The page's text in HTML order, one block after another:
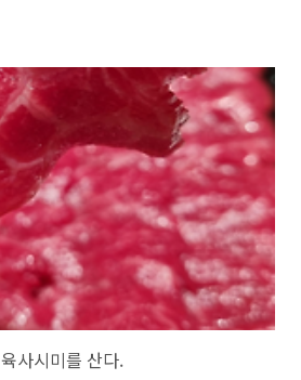
었는데 이것이 이전해 온 것으로 추정한
찾아오시는길, 한국화학융합시험연구원
지원 개원, 경기남부 시험인증 근접서비스
원, 2017년 7월 25일. @원문보기
사시미를 산다.